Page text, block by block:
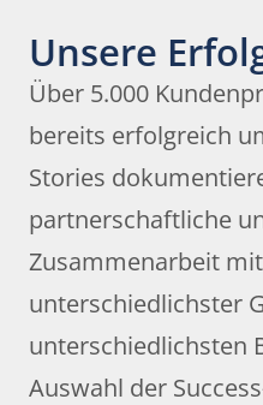
Unsere
Über 5.000
bereits erfolgreich
Stories
partnerschaftliche
Zusammenarbeit
unterschiedlichster
unterschiedlichsten
Auswahl der